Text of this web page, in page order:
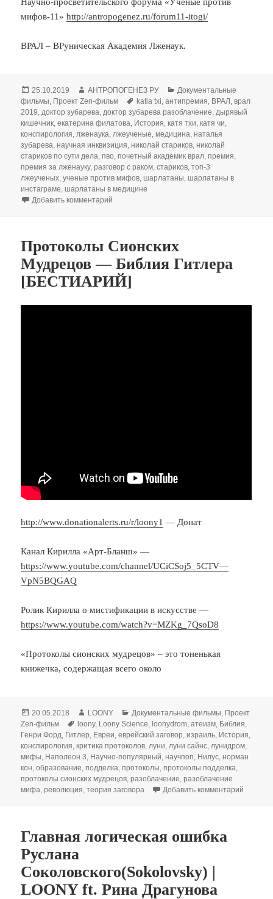
мифов-11»http://antropogenez.ru/forum11-itogi/
ВРАЛ – ВРуническая Академия Лженаук.
Опубликовано
25.10.2019 Автор
АНТРОПОГЕНЕЗ РУ Рубрики
Документальные
фильмы Проект Zen-фильм Метки
katia txi ,антипремия ВРАЛ ,врал
2019 доктор зубарева доктор зубарева разоблачение дырявый
кишечник ,екатерина филатова История ,катя тхи ,катя чи
конспирология лженаука лжеученые ,медицина ,наталья
зубарева ,научная инквизиция ,николай стариков ,николай
стариков по сути дела ,пво ,почетный академик врал ,премия
премия за лженауку,разговор с раком ,стариков ,топ-3
лжеученых ,ученые против мифов ,шарлатаны ,шарлатаны в
инстаграме ,шарлатаны в медицине
Добавить комментарий
Протоколы Сионских
Мудрецов — Библия Гитлера
[БЕСТИАРИЙ]
http://www.donationalerts.ru/r/loony1 — Донат
Канал Кирилла «Арт-Бланш» —
https://www.youtube.com/channel/UCiCSoj5_5CTV—
VpN5BQGAQ
Ролик Кирилла о мистификации в искусстве —
https://www.youtube.com/watch?v=MZKg_7QsoD8
«Протоколы сионских мудрецов» – это тоненькая
книжечка, содержащая всего около
Опубликовано
20.05.2018 Автор
LOONY Рубрики
Документальные фильмы, Проект
Zen-фильм
Метки
loony, Loony Science, loonydrom,атеизм, Библия,
Генри Форд, Гитлер, Евреи,еврейский заговор,израиль, История,
конспирология,критика протоколов,луни,луни сайнс,лунидром,
мифы, Наполеон 3, Научно-популярный,научпоп, Нилус,норман
кон,образование,подделка,протоколы,протоколы подделка,
протоколы сионских мудрецов,разоблачение,разоблачение
мифа,революция,теория заговора Добавить комментарий
Главная логическая ошибка
Руслана
Соколовского(Sokolovsky) |
LOONY ft. Рина Драгунова